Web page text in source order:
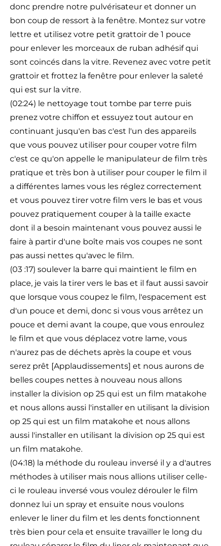
donc prendre notre pulvérisateur et donner un
bon coup de ressort à la fenêtre. Montez sur votre
lettre et utilisez votre petit grattoir de 1 pouce
pour enlever les morceaux de ruban adhésif qui
sont coincés dans la vitre. Revenez avec votre petit
grattoir et frottez la fenêtre pour enlever la saleté
qui est sur la vitre.
(02:24) le nettoyage tout tombe par terre puis
prenez votre chiffon et essuyez tout autour en
continuant jusqu'en bas c'est l'un des appareils
que vous pouvez utiliser pour couper votre film
c'est ce qu'on appelle le manipulateur de film très
pratique et très bon à utiliser pour couper le film il
a différentes lames vous les réglez correctement
et vous pouvez tirer votre film vers le bas et vous
pouvez pratiquement couper à la taille exacte
dont il a besoin maintenant vous pouvez aussi le
faire à partir d'une boîte mais vos coupes ne sont
pas aussi nettes qu'avec le film.
(03 :17) soulever la barre qui maintient le film en
place, je vais la tirer vers le bas et il faut aussi savoir
que lorsque vous coupez le film, l'espacement est
d'un pouce et demi, donc si vous vous arrêtez un
pouce et demi avant la coupe, que vous enroulez
le film et que vous déplacez votre lame, vous
n'aurez pas de déchets après la coupe et vous
serez prêt [Applaudissements] et nous aurons de
belles coupes nettes à nouveau nous allons
installer la division op 25 qui est un film matakohe
et nous allons aussi l'installer en utilisant la division
op 25 qui est un film matakohe et nous allons
aussi l'installer en utilisant la division op 25 qui est
un film matakohe.
(04:18) la méthode du rouleau inversé il y a d'autres
méthodes à utiliser mais nous allions utiliser celle-
ci le rouleau inversé vous voulez dérouler le film
donnez lui un spray et ensuite nous voulons
enlever le liner du film et les dents fonctionnent
très bien pour cela et ensuite travailler le long du